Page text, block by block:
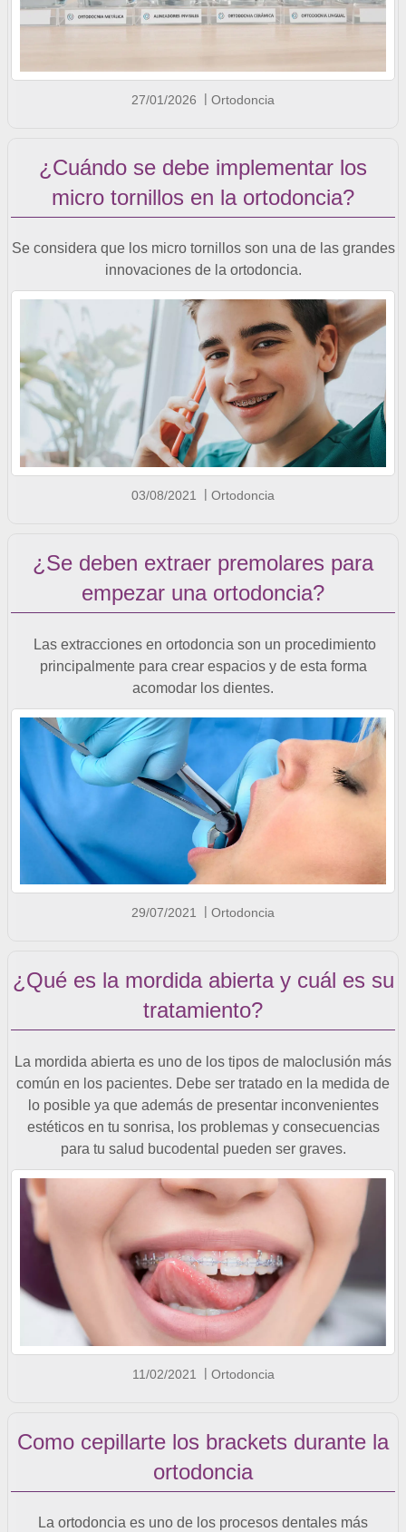
27/01/2026 Ortodoncia
¿Cuándo se debe implementar los
micro tornillos en la ortodoncia?
Se considera que los micro tornillos son una de las grandes
innovaciones de la ortodoncia.
03/08/2021 Ortodoncia
¿Se deben extraer premolares para
empezar una ortodoncia?
Las extracciones en ortodoncia son un procedimiento
principalmente para crear espacios y de esta forma
acomodar los dientes.
29/07/2021 Ortodoncia
¿Qué es la mordida abierta y cuál es su
tratamiento?
La mordida abierta es uno de los tipos de maloclusión más
común en los pacientes. Debe ser tratado en la medida de
lo posible ya que además de presentar inconvenientes
estéticos en tu sonrisa, los problemas y consecuencias
para tu salud bucodental pueden ser graves.
11/02/2021 Ortodoncia
Como cepillarte los brackets durante la
ortodoncia
La ortodoncia es uno de los procesos dentales más